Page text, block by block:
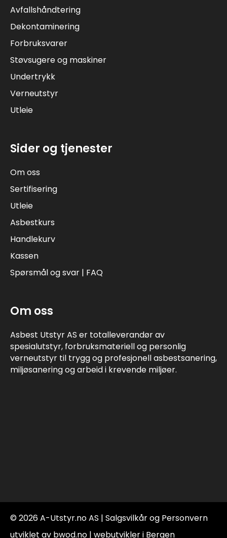
Avfallshåndtering
Dekontaminering
Forbruksvarer
Støvsugere og maskiner
Undertrykk
Verneutstyr
Utleie
Sider og tjenester
Om oss
Sertifisering
Utleie
Asbestkurs
Handlekurv
Kassen
Spørsmål og svar | FAQ
Om oss
Asbest Utstyr AS er totalleverandør av
spesialutstyr, forbruksmateriell og personlig
verneutstyr til trygg og profesjonell asbestsanering,
miljøsanering og arbeid i krevende miljøer.
© 2026 A-Utstyr.no AS | Salgsvilkår og Personvern
utviklet av bwod.no | webutvikler i Bergen